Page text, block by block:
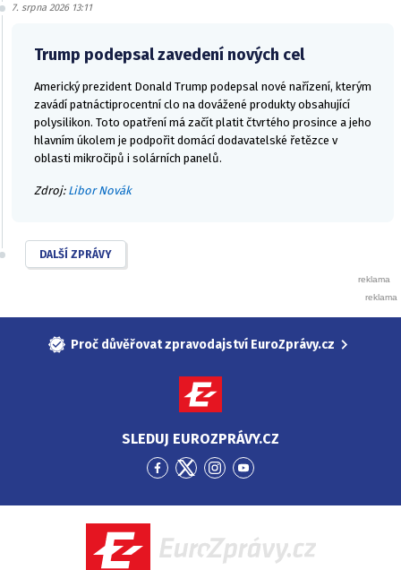
7. srpna 2026 13:11
Trump podepsal zavedení nových cel
Americký prezident Donald Trump podepsal nové nařízení, kterým
zavádí patnáctiprocentní clo na dovážené produkty obsahující
polysilikon. Toto opatření má začít platit čtvrtého prosince a jeho
hlavním úkolem je podpořit domácí dodavatelské řetězce v
oblasti mikročipů i solárních panelů.
Zdroj: Libor Novák
DALŠÍ ZPRÁVY
Proč důvěřovat zpravodajství EuroZprávy.cz
SLEDUJ EUROZPRÁVY.CZ
Přejít
Facebook
Přejít
Twitter
Přejít
Instagram
Přejít
YouTube
EuroZprávy.cz